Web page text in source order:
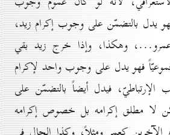
فهو يدل بالتضمّن على وجوب إكرام زيد،
وهكذا، وإذا خرج زيد بقي
فهو يدل على وجوب واحد لإكرام
فيدل أيضاً بالتضمّن على
لا مطلق إكرامه بل خصوص إكرامه